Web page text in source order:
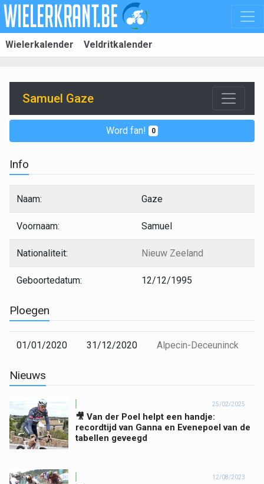
Wielerkalender Veldritkalender
Samuel Gaze
Word fan! 0
Info
Naam: Gaze
Voornaam: Samuel
Nationaliteit: Nieuw Zeeland
Geboortedatum: 12/12/1995
Ploegen
01/01/2020 31/12/2020 Alpecin-Deceuninck
Nieuws
25/02/2025
🎥 Van der Poel helpt een handje:
recordtijd van Ganna en Evenepoel van de
tabellen geveegd
12/08/2023